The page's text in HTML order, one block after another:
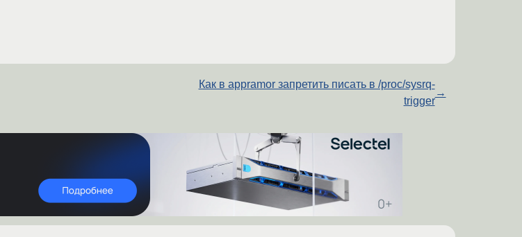
Как в appramor запретить писать в /proc/sysrq-
trigger
→